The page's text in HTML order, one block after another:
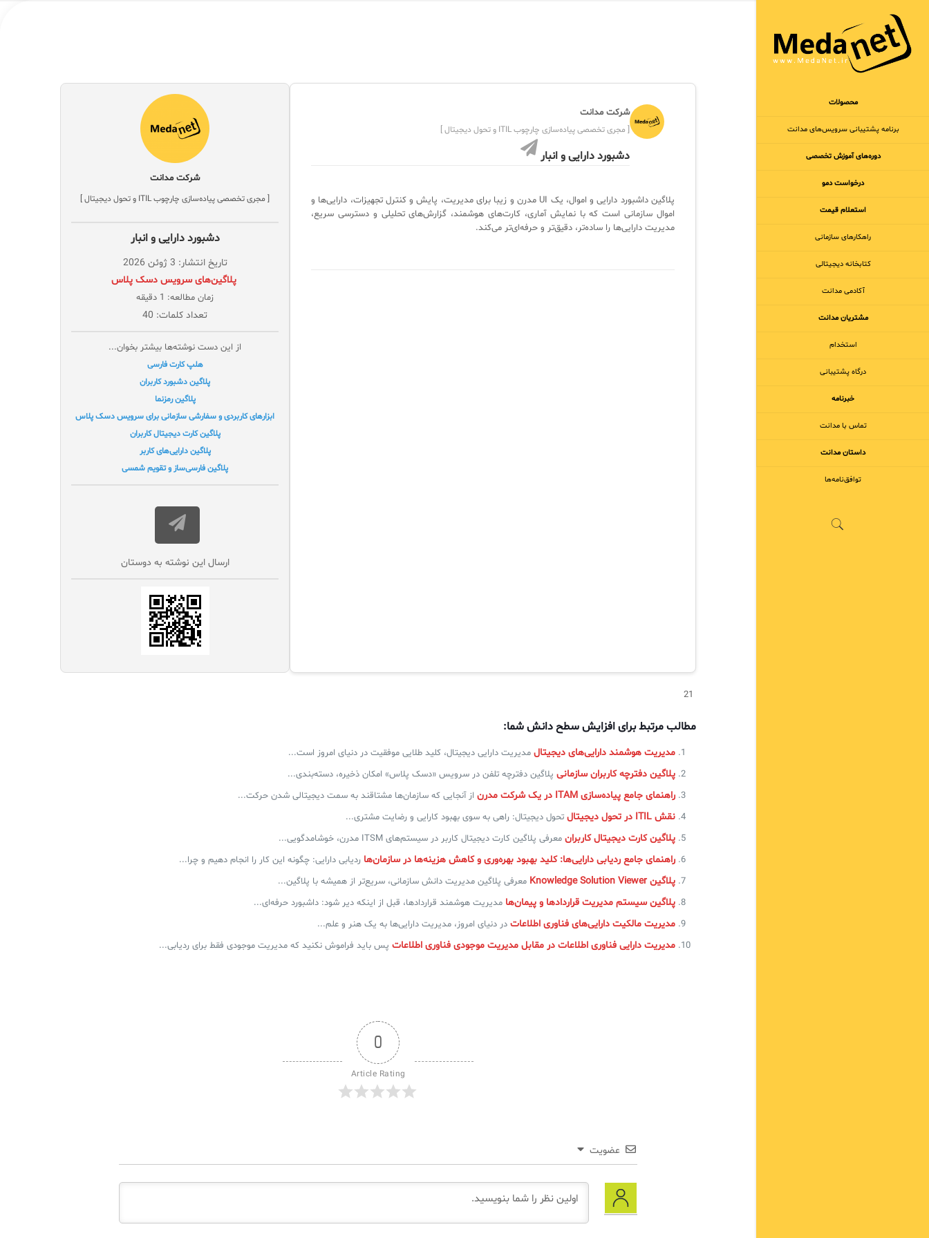
محصولات
برنامه‌ پشتیبانی سرویس‌های مدانت
دوره‌های آموزش تخصصی
درخواست دمو
استعلام قیمت
راهکارهای سازمانی
کتابخانه دیجیتالی
آکادمی مدانت
مشتریان مدانت
استخدام
درگاه پشتیبانی
خبرنامه
تماس با مدانت
داستان مدانت
توافق‌نامه‌ها
شرکت مدانت
[ مجری تخصصی پیاده‌سازی چارچوب ITIL و تحول دیجیتال ]
دشبورد دارایی و انبار
پلاگین داشبورد دارایی و اموال، یک UI مدرن و زیبا برای مدیریت، پایش و کنترل تجهیزات، دارایی‌ها و
اموال سازمانی است که با نمایش آماری، کارت‌های هوشمند، گزارش‌های تحلیلی و دسترسی سریع،
مدیریت دارایی‌ها را ساده‌تر، دقیق‌تر و حرفه‌ای‌تر می‌کند.
شرکت مدانت
[ مجری تخصصی پیاده‌سازی چارچوب ITIL و تحول دیجیتال ]
دشبورد دارایی و انبار
تاریخ انتشار: 3 ژوئن 2026
‌ پلاگین‌های سرویس دسک پلاس
زمان مطالعه: 1 دقیقه
تعداد کلمات: 40
از این دست نوشته‌ها بیشتر بخوان...
هلپ کارت فارسی
پلاگین دشبورد کاربران
پلاگین رمزنما
ابزارهای کاربردی و سفارشی سازمانی برای سرویس دسک پلاس
پلاگین کارت دیجیتال کاربران
پلاگین دارایی‌های کاربر
پلاگین فارسی‌ساز و تقویم شمسی
ارسال این نوشته به دوستان‌
21
مطالب مرتبط برای افزایش سطح دانش شما:
مدیریت هوشمند دارایی‌های دیجیتال مدیریت دارایی دیجیتال، کلید طلایی موفقیت در دنیای امروز است...
پلاگین دفترچه کاربران سازمانی پلاگین دفترچه تلفن در سرویس «دسک پلاس» امکان ذخیره، دسته‌بندی...
راهنمای جامع پیاده‌سازی ITAM در یک شرکت مدرن از آنجایی که سازمان‌ها مشتاقند به سمت دیجیتالی شدن حرکت...
نقش ITIL در تحول دیجیتال تحول دیجیتال: راهی به سوی بهبود کارایی و رضایت مشتری...
پلاگین کارت دیجیتال کاربران معرفی پلاگین کارت دیجیتال کاربر در سیستم‌های ITSM مدرن، خوشامدگویی...
راهنمای جامع ردیابی دارایی‌ها: کلید بهبود بهره‌وری و کاهش هزینه‌ها در سازمان‌ها ردیابی دارایی: چگونه این کار را انجام دهیم و چرا...
پلاگین Knowledge Solution Viewer معرفی پلاگین مدیریت دانش سازمانی، سریع‌تر از همیشه با پلاگین...
پلاگین سیستم مدیریت قراردادها و پیمان‌ها مدیریت هوشمند قراردادها، قبل از اینکه دیر شود: داشبورد حرفه‌ای...
مدیریت مالکیت دارایی‌های فناوری اطلاعات در دنیای امروز، مدیریت دارایی‌ها به یک هنر و علم...
مدیریت دارایی فناوری اطلاعات در مقابل مدیریت موجودی فناوری اطلاعات پس باید فراموش نکنید که مدیریت موجودی فقط برای ردیابی...
0
Article Rating
عضویت